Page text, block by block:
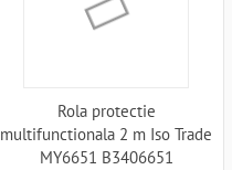
Rola protectie
multifunctionala 2 m Iso Trade
MY6651 B3406651